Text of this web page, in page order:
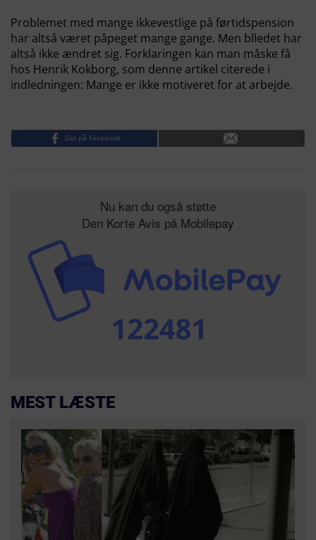
Problemet med mange ikkevestlige på førtidspension
har altså været påpeget mange gange. Men blledet har
altså ikke ændret sig. Forklaringen kan man måske få
hos Henrik Kokborg, som denne artikel citerede i
indledningen: Mange er ikke motiveret for at arbejde.
Del på Facebook
Nu kan du også støtte
Den Korte Avis på Mobilepay
MEST LÆSTE